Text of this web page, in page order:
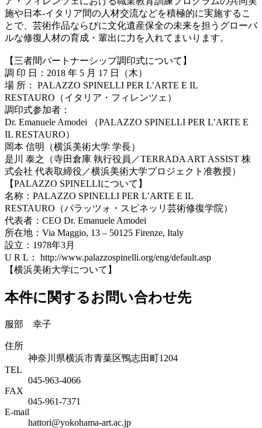
施や日本-イタリア間の人材交流などを積極的に実施するこ
とで、芸術作品ならびに文化遺産保全の未来を担うグローバ
ルな修復人材の育成・輩出に力を入れてまいります。
【三者間パートナーシップ調印式について】
調 印 日：2018 年 5 月 17 日（木）
場 所： PALAZZO SPINELLI PER L’ARTE E IL
RESTAURO（イタリア・フィレンツェ）
調印式参加者：
Dr. Emanuele Amodei （PALAZZO SPINELLI PER L’ARTE E
IL RESTAURO）
岡本 信明（横浜美術大学 学長）
是川 泰之（寺田倉庫 執行役員／TERRADA ART ASSIST 株
式会社 代表取締役／横浜美術大学プロジェクト准教授）
【PALAZZO SPINELLIについて】
名称：PALAZZO SPINELLI PER L’ARTE E IL
RESTAURO（パラッツォ・スピネッリ芸術修復学院）
代表者：CEO Dr. Emanuele Amodei
所在地：Via Maggio, 13 – 50125 Firenze, Italy
設立：1978年3月
U R L： http://www.palazzospinelli.org/eng/default.asp
【横浜美術大学について】
本件に関するお問い合わせ先
服部 幸子
住所
神奈川県横浜市青葉区鴨志田町1204
TEL
045-963-4066
FAX
045-961-7371
E-mail
hattori@yokohama-art.ac.jp